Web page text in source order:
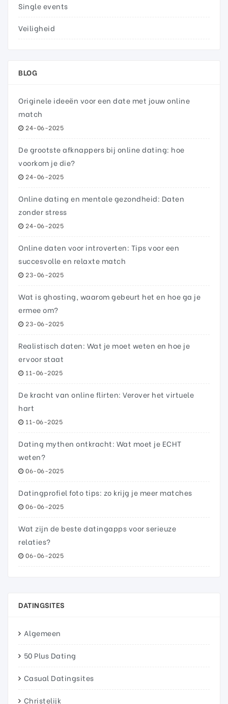
Single events
Veiligheid
BLOG
Originele ideeën voor een date met jouw online
match
24-06-2025
De grootste afknappers bij online dating: hoe
voorkom je die?
24-06-2025
Online dating en mentale gezondheid: Daten
zonder stress
24-06-2025
Online daten voor introverten: Tips voor een
succesvolle en relaxte match
23-06-2025
Wat is ghosting, waarom gebeurt het en hoe ga je
ermee om?
23-06-2025
Realistisch daten: Wat je moet weten en hoe je
ervoor staat
11-06-2025
De kracht van online flirten: Verover het virtuele
hart
11-06-2025
Dating mythen ontkracht: Wat moet je ECHT
weten?
06-06-2025
Datingprofiel foto tips: zo krijg je meer matches
06-06-2025
Wat zijn de beste datingapps voor serieuze
relaties?
06-06-2025
DATINGSITES
Algemeen
50 Plus Dating
Casual Datingsites
Christelijk